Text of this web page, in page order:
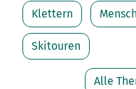
Klettern
Skitouren
Alle